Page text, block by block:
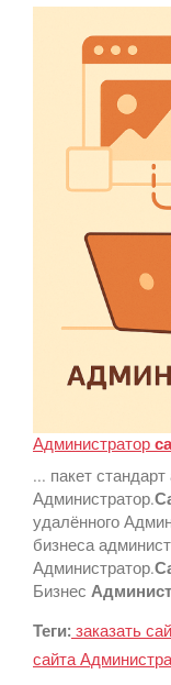
Администратор
... пакет
Администратор.
удалённого
бизнеса
Администратор.
Бизнес
Теги: заказать
сайта
Реклама и
Google
Яндекс
Вконтакте
AI Automation
Разработка сайтов
CMS 1C-Bitrix
Цифра и офсет
Широкий формат
Телевидение
Регистрация